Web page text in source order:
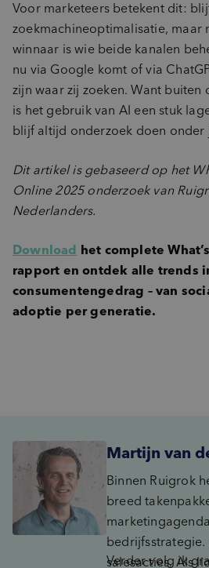
Voor marketeers betekent dit:
zoekmachineoptimalisatie, maar
winnaar is wie beide kanalen
nu via Google komt of via
zijn waar zij zoeken. Want
is het gebruik van AI een stuk
blijf altijd onderzoek doen
Dit artikel is gebaseerd op het
Online 2025 onderzoek van
Nederlanders.
Download het complete
rapport en ontdek alle trends
consumentengedrag – van
adoptie per generatie.
Martijn van
Binnen Ruigrok
breed
bedrijfsstrategie.
salesacties. Als
Verder volg ik